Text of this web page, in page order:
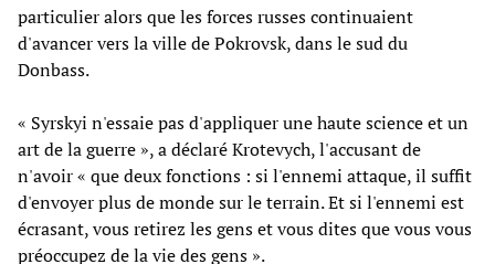
particulier alors que les forces russes continuaient
d'avancer vers la ville de Pokrovsk, dans le sud du
Donbass.
« Syrskyi n'essaie pas d'appliquer une haute science et un
art de la guerre », a déclaré Krotevych, l'accusant de
n'avoir « que deux fonctions : si l'ennemi attaque, il suffit
d'envoyer plus de monde sur le terrain. Et si l'ennemi est
écrasant, vous retirez les gens et vous dites que vous vous
préoccupez de la vie des gens ».